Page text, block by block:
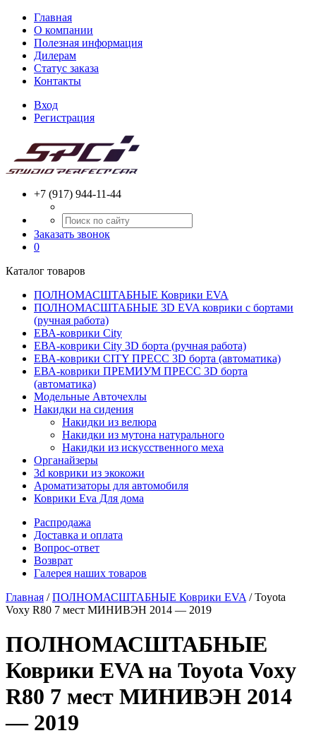
Главная
О компании
Полезная информация
Дилерам
Статус заказа
Контакты
Вход
Регистрация
+7 (917) 944-11-44
Заказать звонок
0
Каталог товаров
ПОЛНОМАСШТАБНЫЕ Коврики EVA
ПОЛНОМАСШТАБНЫЕ 3D EVA коврики с бортами
(ручная работа)
ЕВА-коврики City
ЕВА-коврики City 3D борта (ручная работа)
ЕВА-коврики CITY ПРЕСС 3D борта (автоматика)
ЕВА-коврики ПРЕМИУМ ПРЕСС 3D борта
(автоматика)
Модельные Авточехлы
Накидки на сидения
Накидки из велюра
Накидки из мутона натурального
Накидки из искусственного меха
Органайзеры
3d коврики из экокожи
Ароматизаторы для автомобиля
Коврики Eva Для дома
Распродажа
Доставка и оплата
Вопрос-ответ
Возврат
Галерея наших товаров
Главная /ПОЛНОМАСШТАБНЫЕ Коврики EVA / Toyota
Voxy R80 7 мест МИНИВЭН 2014 — 2019
ПОЛНОМАСШТАБНЫЕ
Коврики EVA на Toyota Voxy
R80 7 мест МИНИВЭН 2014
— 2019